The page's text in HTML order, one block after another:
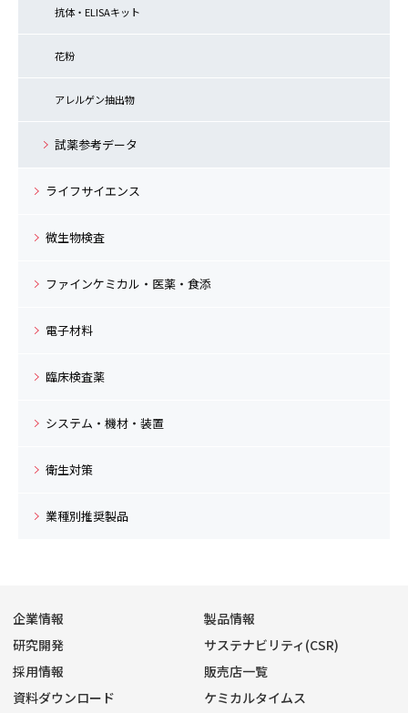
抗体・ELISAキット
花粉
アレルゲン抽出物
試薬参考データ
ライフサイエンス
微生物検査
ファインケミカル・医薬・食添
電子材料
臨床検査薬
システム・機材・装置
衛生対策
業種別推奨製品
企業情報
製品情報
研究開発
サステナビリティ(CSR)
採用情報
販売店一覧
資料ダウンロード
ケミカルタイムス